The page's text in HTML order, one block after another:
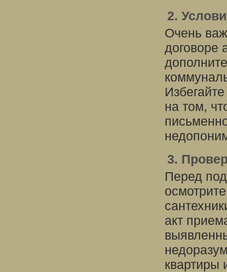
2.
Очень
договоре
на том,
3.
Перед
акт
квартиры